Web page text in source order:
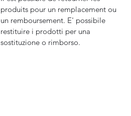
produits pour un remplacement ou
un remboursement. E' possibile
restituire i prodotti per una
sostituzione o rimborso.